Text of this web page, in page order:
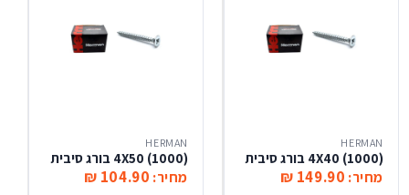
HERMAN
(1000) 4X40 בורג סיבית
מחיר: 149.90 ₪
HERMAN
(1000) 4X50 בורג סיבית
מחיר: 104.90 ₪